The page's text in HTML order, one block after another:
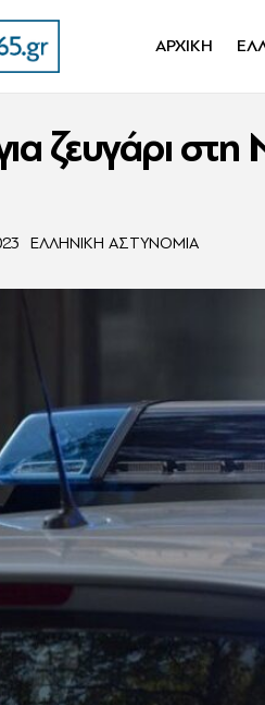
ΑΡΧΙΚΗ
ζευγάρι στη
ΕΛΛΗΝΙΚΗ ΑΣΤΥΝΟΜΙΑ